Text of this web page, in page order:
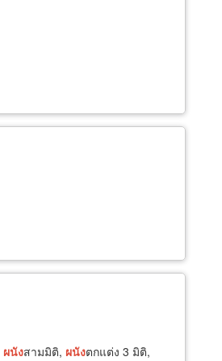
ผนังสามมิติ, ผนังตกแต่ง 3 มิติ,